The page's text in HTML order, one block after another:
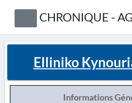
CHRONIQUE -
Elliniko
Informations